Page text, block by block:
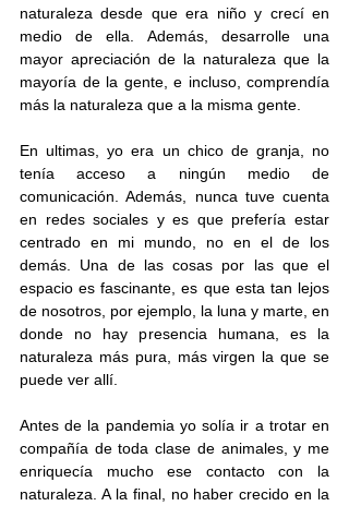
naturaleza desde que era niño y crecí en
medio de ella. Además, desarrolle una
mayor apreciación de la naturaleza que la
mayoría de la gente, e incluso, comprendía
más la naturaleza que a la misma gente.
En ultimas, yo era un chico de granja, no
tenía acceso a ningún medio de
comunicación. Además, nunca tuve cuenta
en redes sociales y es que prefería estar
centrado en mi mundo, no en el de los
demás. Una de las cosas por las que el
espacio es fascinante, es que esta tan lejos
de nosotros, por ejemplo, la luna y marte, en
donde no hay presencia humana, es la
naturaleza más pura, más virgen la que se
puede ver allí.
Antes de la pandemia yo solía ir a trotar en
compañía de toda clase de animales, y me
enriquecía mucho ese contacto con la
naturaleza. A la final, no haber crecido en la